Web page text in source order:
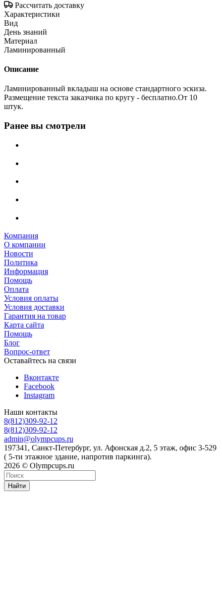
Рассчитать доставку
Характеристики
Вид
День знаний
Материал
Ламинированный
Описание
Ламинированный вкладыш на основе стандартного эскиза.
Размещение текста заказчика по кругу - бесплатно.От 10
штук.
Ранее вы смотрели
Компания
О компании
Новости
Политика
Информация
Помощь
Оплата
Условия оплаты
Условия доставки
Гарантия на товар
Карта сайта
Помощь
Блог
Вопрос-ответ
Оставайтесь на связи
Вконтакте
Facebook
Instagram
Наши контакты
8(812)309-92-12
8(812)309-92-12
admin@olympcups.ru
197341, Санкт-Петербург, ул. Афонская д.2, 5 этаж, офис 3-529
( 5-ти этажное здание, напротив паркинга).
2026 © Olympcups.ru
Найти